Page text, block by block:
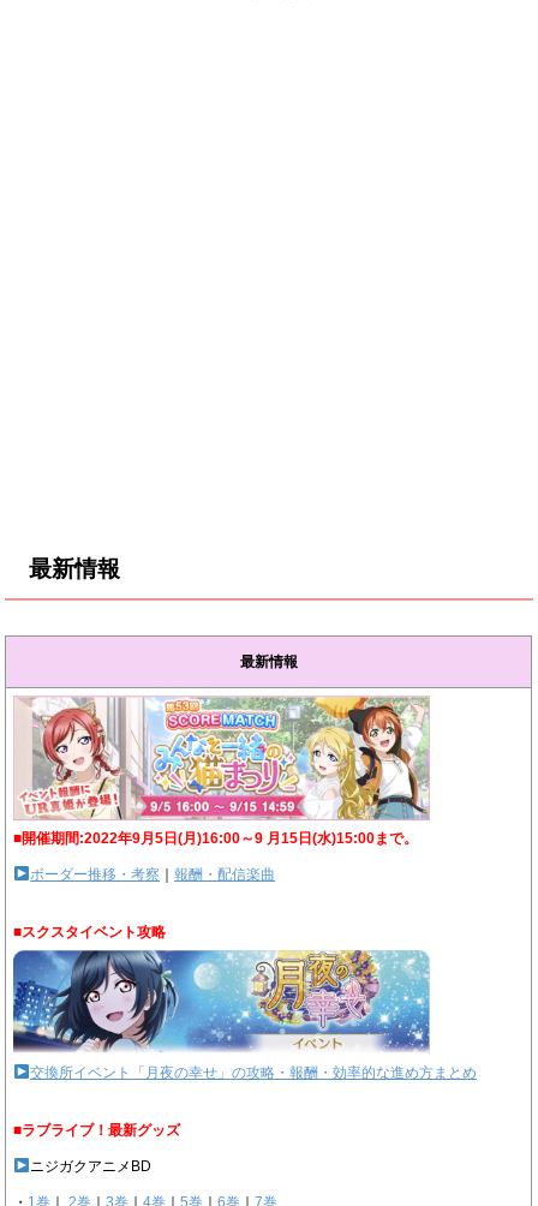
最新情報
最新情報
■開催期間:2022年9月5日(月)16:00～9 月15日(水)15:00まで。
ボーダー推移・考察 ｜報酬・配信楽曲
■スクスタイベント攻略
交換所イベント「月夜の幸せ」の攻略・報酬・効率的な進め方まとめ
■ラブライブ！最新グッズ
ニジガクアニメBD